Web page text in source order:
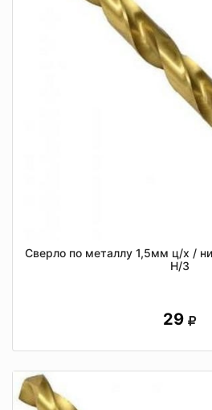
Сверло по металлу 1,5мм ц/х /
Н/З
29